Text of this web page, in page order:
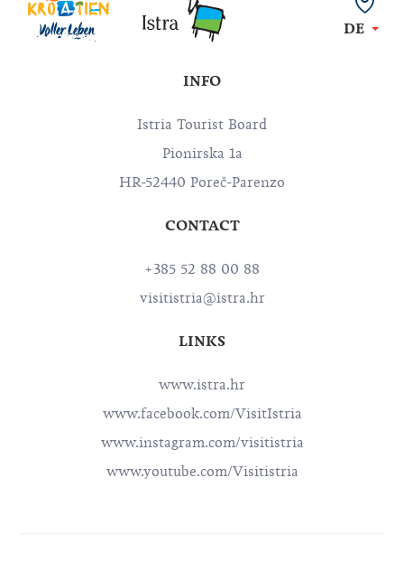
DE
INFO
Istria Tourist Board
Pionirska 1a
HR-52440 Poreč-Parenzo
CONTACT
+385 52 88 00 88
visitistria@istra.hr
LINKS
www.istra.hr
www.facebook.com/VisitIstria
www.instagram.com/visitistria
www.youtube.com/Visitistria